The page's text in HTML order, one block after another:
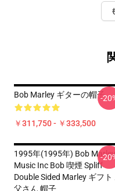
Bob Marley ギターの帽子
￥311,750 - ￥333,500
-
1995年(1995年) Bob Marley
Music Inc Bob 喫煙 Spliff
Double Sided Marley ギフト
父さん 帽子
-